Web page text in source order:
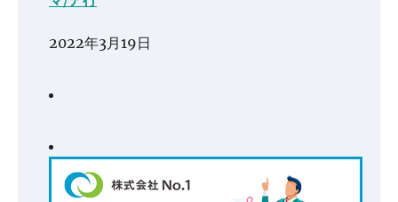
2022年3月19日